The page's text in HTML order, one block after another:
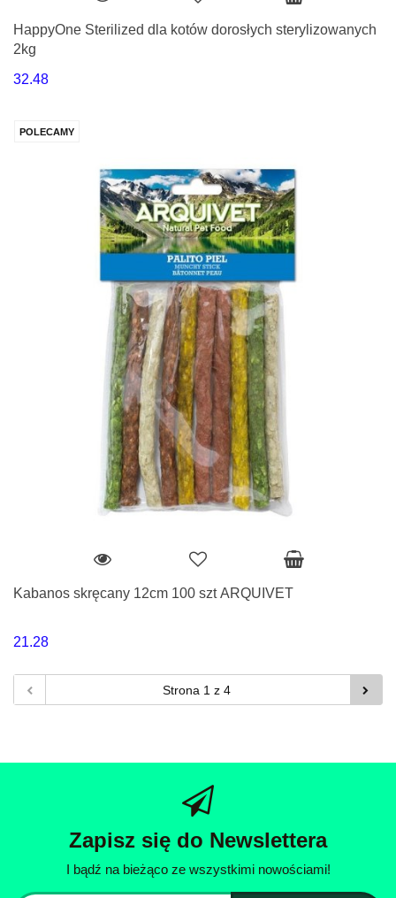
HappyOne Sterilized dla kotów dorosłych sterylizowanych
2kg
32.48
POLECAMY
Kabanos skręcany 12cm 100 szt ARQUIVET
21.28
Zapisz się do Newslettera
I bądź na bieżąco ze wszystkimi nowościami!